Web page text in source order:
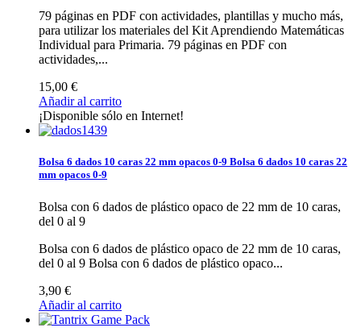
79 páginas en PDF con actividades, plantillas y mucho más,
para utilizar los materiales del Kit Aprendiendo Matemáticas
Individual para Primaria. 79 páginas en PDF con
actividades,...
15,00 €
Añadir al carrito
¡Disponible sólo en Internet!
Bolsa 6 dados 10 caras 22 mm opacos 0-9 Bolsa 6 dados 10 caras 22
mm opacos 0-9
Bolsa con 6 dados de plástico opaco de 22 mm de 10 caras,
del 0 al 9
Bolsa con 6 dados de plástico opaco de 22 mm de 10 caras,
del 0 al 9 Bolsa con 6 dados de plástico opaco...
3,90 €
Añadir al carrito